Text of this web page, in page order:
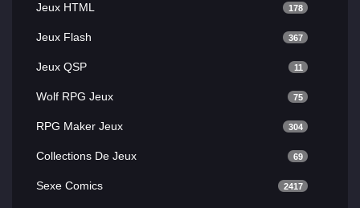
Jeux HTML 178
Jeux Flash 367
Jeux QSP 11
Wolf RPG Jeux 75
RPG Maker Jeux 304
Collections De Jeux 69
Sexe Comics 2417